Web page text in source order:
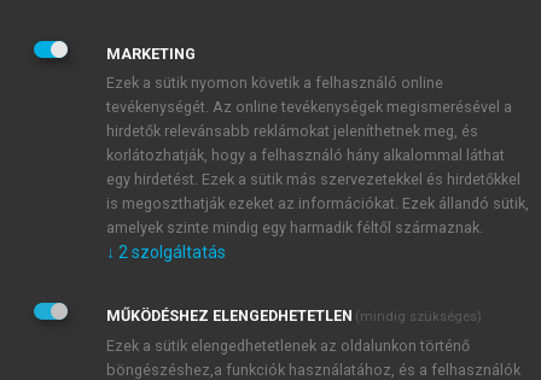
JELSZÓ
JELSZÓ ÚJRA
Kérek értesítést a MeRSZ újdonságairól, akcióiról.
Kérek értesítést az Akadémiai Kiadó Zrt. újdonságairól,
Adatkezelési tájékoztatóbanfoglaltakat tudomásul
veszem és elfogadom.
Általános vásárlási feltételeket, valamint a szotar.netés a
MARKETING
Ezek a sütik nyomon követik a felhasználó online
tevékenységét. Az online tevékenységek megismerésével a
hirdetők relevánsabb reklámokat jeleníthetnek meg, és
korlátozhatják, hogy a felhasználó hány alkalommal láthat
egy hirdetést. Ezek a sütik más szervezetekkel és hirdetőkkel
is megoszthatják ezeket az információkat. Ezek állandó sütik,
amelyek szinte mindig egy harmadik féltől származnak.
↓ 2 szolgáltatás
MŰKÖDÉSHEZ ELENGEDHETETLEN (mindig szükséges)
Ezek a sütik elengedhetetlenek az oldalunkon történő
böngészéshez,a funkciók használatához, és a felhasználók